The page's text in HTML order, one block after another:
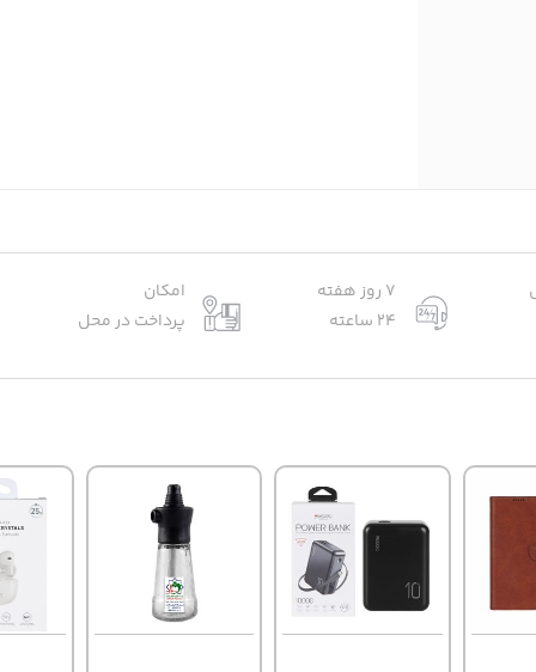
7 روز هفته
24 ساعته
امکان
پرداخت در محل